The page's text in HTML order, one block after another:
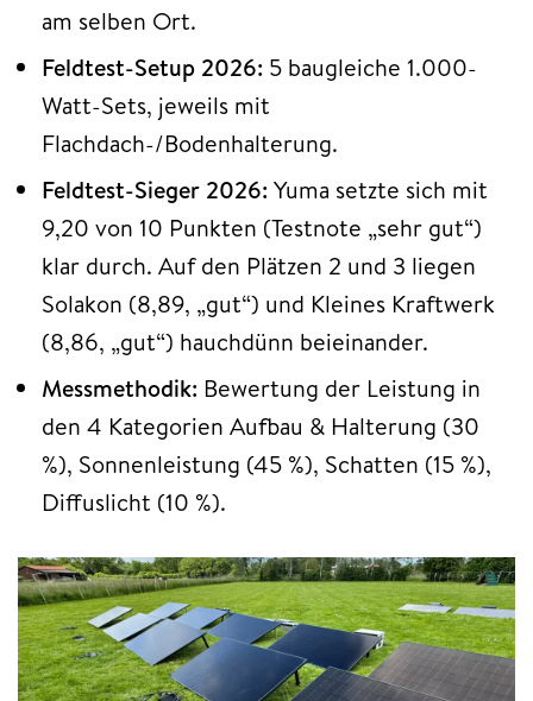
am selben Ort.
Feldtest-Setup 2026: 5 baugleiche 1.000-
Watt-Sets, jeweils mit
Flachdach-/Bodenhalterung.
Feldtest-Sieger 2026: Yuma setzte sich mit
9,20 von 10 Punkten (Testnote „sehr gut“)
klar durch. Auf den Plätzen 2 und 3 liegen
Solakon (8,89, „gut“) und Kleines Kraftwerk
(8,86, „gut“) hauchdünn beieinander.
Messmethodik: Bewertung der Leistung in
den 4 Kategorien Aufbau & Halterung (30
%), Sonnenleistung (45 %), Schatten (15 %),
Diffuslicht (10 %).